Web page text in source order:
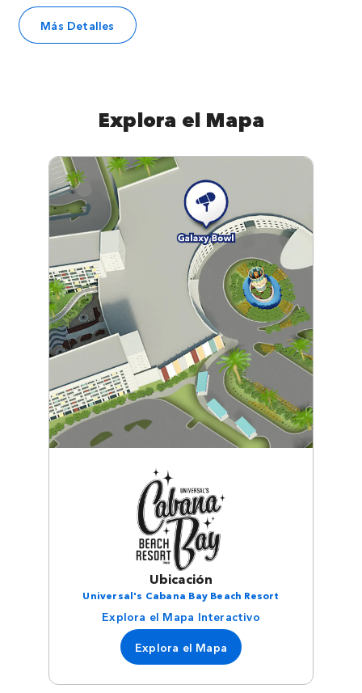
Más Detalles
Explora el Mapa
Ubicación
Universal's Cabana Bay Beach Resort
Explora el Mapa Interactivo
Explora el Mapa